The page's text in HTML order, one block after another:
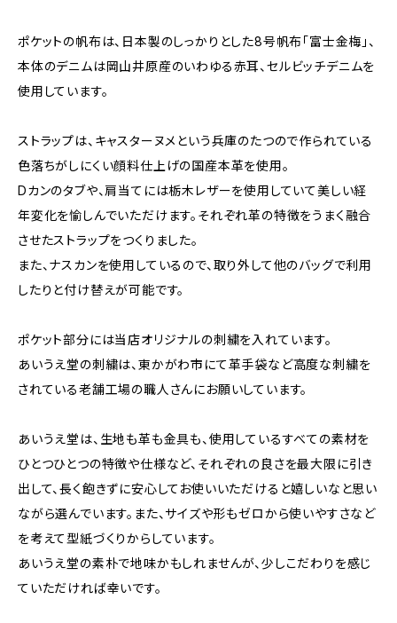
ポケットの帆布は、日本製のしっかりとした8号帆布「富士金梅」、
本体のデニムは岡山井原産のいわゆる赤耳、セルビッチデニムを
使用しています。
ストラップは、キャスターヌメという兵庫のたつので作られている
色落ちがしにくい顔料仕上げの国産本革を使用。
Dカンのタブや、肩当てには栃木レザーを使用していて美しい経
年変化を愉しんでいただけます。それぞれ革の特徴をうまく融合
させたストラップをつくりました。
また、ナスカンを使用しているので、取り外して他のバッグで利用
したりと付け替えが可能です。
ポケット部分には当店オリジナルの刺繍を入れています。
あいうえ堂の刺繍は、東かがわ市にて革手袋など高度な刺繍を
されている老舗工場の職人さんにお願いしています。
あいうえ堂は、生地も革も金具も、使用しているすべての素材を
ひとつひとつの特徴や仕様など、それぞれの良さを最大限に引き
出して、長く飽きずに安心してお使いいただけると嬉しいなと思い
ながら選んでいます。また、サイズや形もゼロから使いやすさなど
を考えて型紙づくりからしています。
あいうえ堂の素朴で地味かもしれませんが、少しこだわりを感じ
ていただければ幸いです。